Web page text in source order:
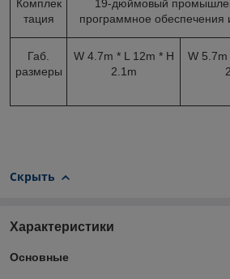
Комплек
тация
19-дюймовый
программное
Габ.
размеры
W 4.7m * L 12m * H
2.1m
W 5.7m
Скрыть
Характеристики
Основные